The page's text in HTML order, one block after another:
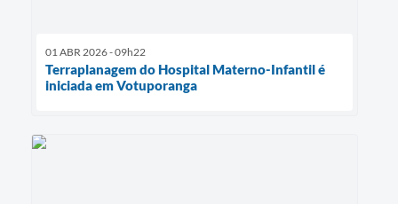
01 ABR 2026 - 09h22
Terraplanagem do Hospital Materno-Infantil é
iniciada em Votuporanga